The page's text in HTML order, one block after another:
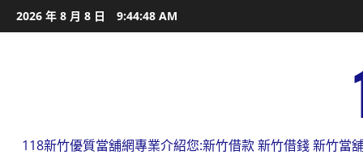
Skip
to
2026 年 8 月 8 日 9:44:49 AM
118新竹優質當舖網專業介紹您:新竹借款 新竹借錢 新竹當